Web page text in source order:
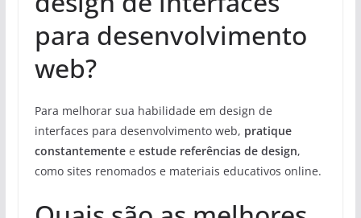
para desenvolvimento
web?
Para melhorar sua habilidade em design de
interfaces para desenvolvimento web, pratique
constantementee estude referências de design,
como sites renomados e materiais educativos online.